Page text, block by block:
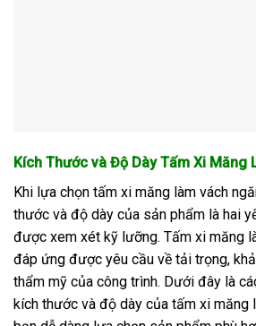
Kích Thước và Độ Dày Tấm Xi Măng
Khi lựa chọn tấm xi măng làm vách
thước và độ dày của sản phẩm là hai
được xem xét kỹ lưỡng. Tấm xi măng
đáp ứng được yêu cầu về tải trọng,
thẩm mỹ của công trình. Dưới đây là
kích thước và độ dày của tấm xi măng